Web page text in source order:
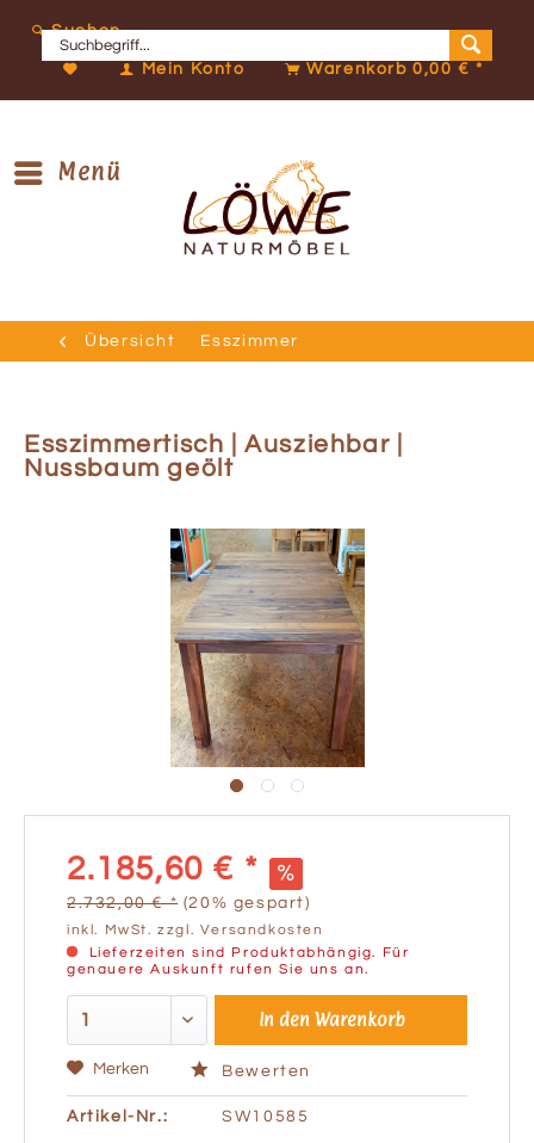
Suchen
Mein Konto Warenkorb0,00 € *
Menü
Übersicht Esszimmer
Esszimmertisch | Ausziehbar |
Nussbaum geölt
2.185,60 € *
2.732,00 € * (20% gespart)
inkl. MwSt.zzgl. Versandkosten
Lieferzeiten sind Produktabhängig. Für
genauere Auskunft rufen Sie uns an.
In den Warenkorb
Merken Bewerten
Artikel-Nr.: SW10585